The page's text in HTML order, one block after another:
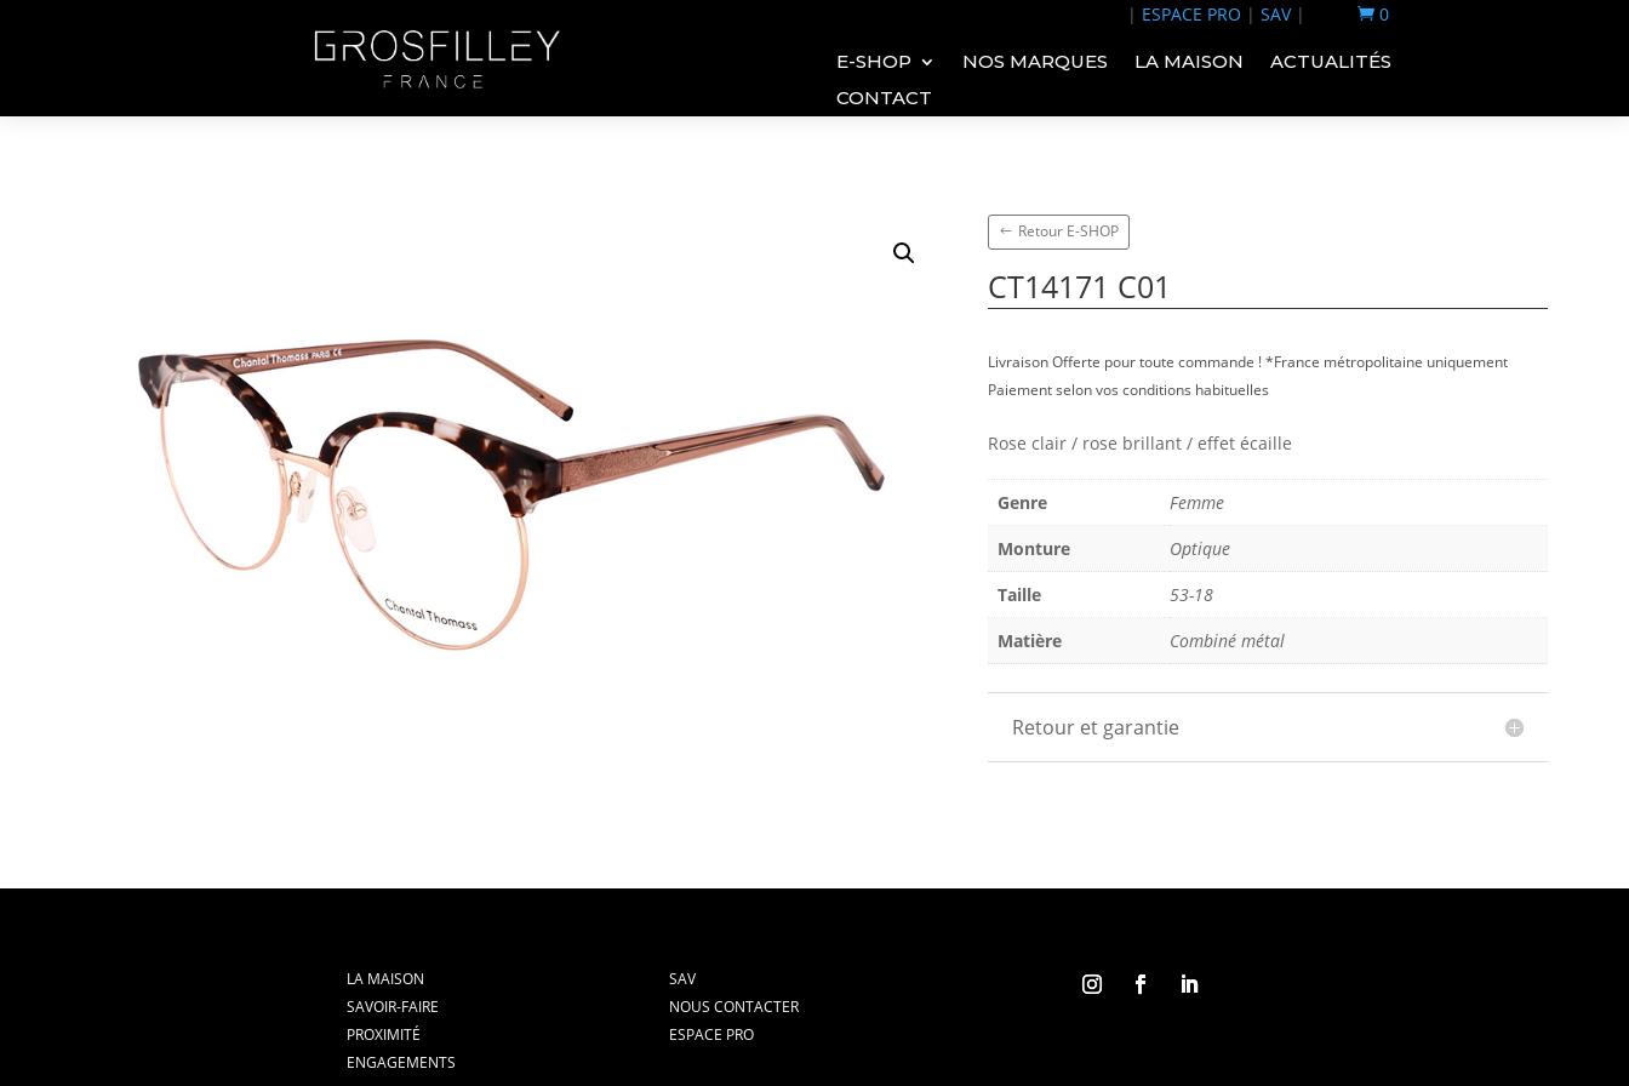
| ESPACE PRO | SAV|  0
E-SHOP NOS MARQUES LA MAISON
ACTUALITÉS
CONTACT
Retour E-SHOP
CT14171 C01
Livraison Offerte pour toute commande ! *France métropolitaine uniquement
Paiement selon vos conditions habituelles
Rose clair / rose brillant / effet écaille
Genre
Femme
Monture
Optique
Taille
53-18
Matière
Combiné métal
Retour et garantie
LA MAISON
SAVOIR-FAIRE
PROXIMITÉ
ENGAGEMENTS
SAV
NOUS CONTACTER
ESPACE PRO